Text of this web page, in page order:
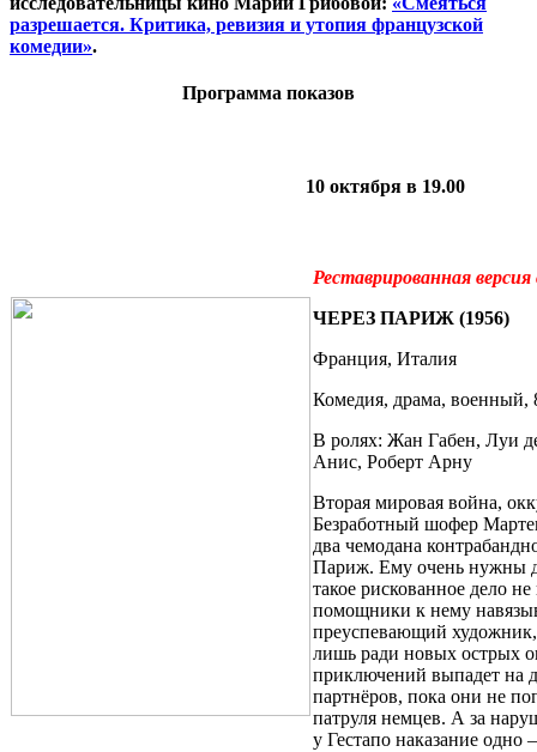
разрешается. Критика, ревизия и утопия французской
комедии».
Программа показов
10 октября в 19.00
Реставрированная
ЧЕРЕЗ ПАРИЖ (1956)
Франция, Италия
Комедия, драма, военный,
В ролях: Жан Габен, Луи
Анис, Роберт Арну
Вторая мировая война,
Безработный шофер
два чемодана
Париж. Ему очень нужны
такое рискованное дело
помощники к нему
преуспевающий
лишь ради новых острых
приключений выпадет на
партнёров, пока они не
патруля немцев. А за
у Гестапо наказание одно